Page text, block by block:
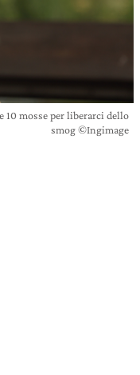
10 mosse per liberarci dello
smog ©Ingimage